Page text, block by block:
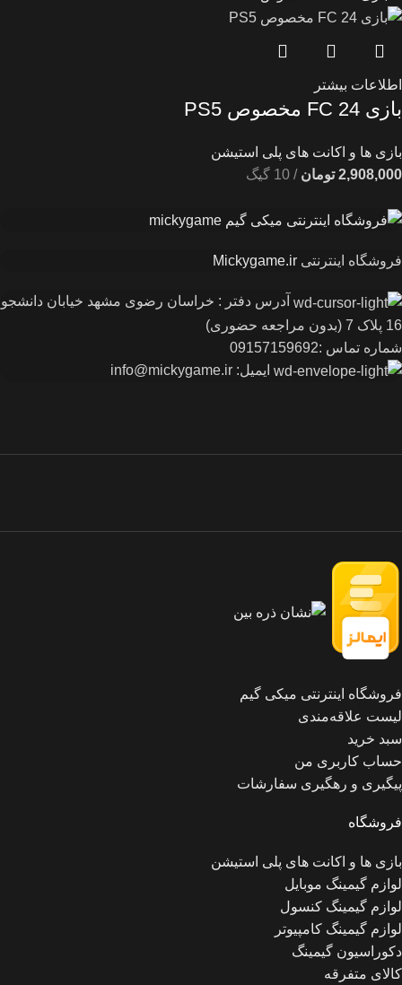
اطلاعات بیشتر
بازی FC 24 مخصوص PS5
بازی ها و اکانت های پلی استیشن
2,908,000 تومان 10 گیگ
فروشگاه اینترنتی
آدرس دفتر : خراسان رضوی مشهد خیابان دانشجو
16 پلاک 7 (بدون مراجعه حضوری)
شماره تماس :09157159692
ایمیل: info@mickygame.ir
فروشگاه اینترنتی میکی گیم
لیست علاقه‌مندی
سبد خرید
حساب کاربری من
پیگیری و رهگیری سفارشات
فروشگاه
بازی ها و اکانت های پلی استیشن
لوازم گیمینگ موبایل
لوازم گیمینگ کنسول
لوازم گیمینگ کامپیوتر
دکوراسیون گیمینگ
کالای متفرقه